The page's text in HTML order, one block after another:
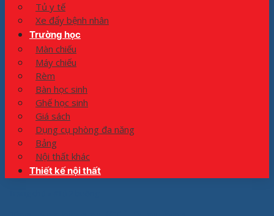
Tủ y tế
Xe đẩy bệnh nhân
Trường học
Màn chiếu
Máy chiếu
Rèm
Bàn học sinh
Ghế học sinh
Giá sách
Dụng cụ phòng đa năng
Bảng
Nội thất khác
Thiết kế nội thất